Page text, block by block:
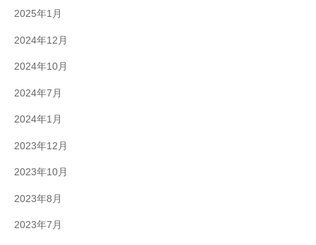
2025年1月
2024年12月
2024年10月
2024年7月
2024年1月
2023年12月
2023年10月
2023年8月
2023年7月